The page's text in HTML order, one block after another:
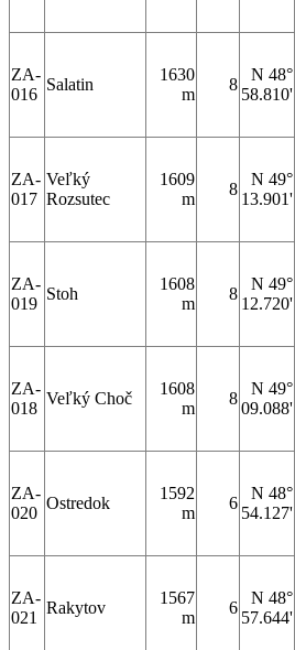
ZA-
016
Salatin
1630
m
8
N 48°
58.810'
ZA-
017
Veľký
Rozsutec
1609
m
8
N 49°
13.901'
ZA-
019
Stoh
1608
m
8
N 49°
12.720'
ZA-
018
Veľký Choč
1608
m
8
N 49°
09.088'
ZA-
020
Ostredok
1592
m
6
N 48°
54.127'
ZA-
021
Rakytov
1567
m
6
N 48°
57.644'